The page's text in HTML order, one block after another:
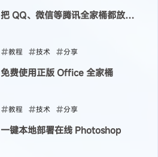
2024-05-15
把 QQ、微信等腾讯全家桶都放在
教程 技术 分享
2024-05-08
免费使用正版 Office 全家桶
教程 技术 分享
2024-05-08
一键本地部署在线 Photoshop